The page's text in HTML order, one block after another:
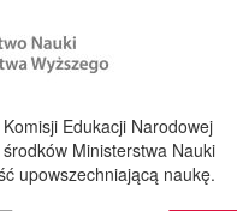
Edukacji Narodowej
Ministerstwa Nauki
upowszechniającą naukę.